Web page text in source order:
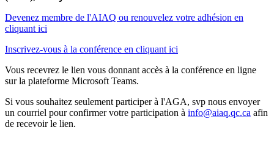
Devenez membre de l'AIAQ ou renouvelez votre adhésion en
cliquant ici
Inscrivez-vous à la conférence en cliquant ici
Vous recevrez le lien vous donnant accès à la conférence en ligne
sur la plateforme Microsoft Teams.
Si vous souhaitez seulement participer à l'AGA, svp nous envoyer
un courriel pour confirmer votre participation à info@aiaq.qc.ca afin
de recevoir le lien.